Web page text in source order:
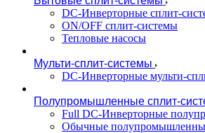
DC-Инверторные сплит-
ON/OFF сплит-системы
Тепловые насосы
Мульти-сплит-системы
DC-Инверторные мульти-
Полупромышленные сплит-
Full DC-Инверторные
Обычные